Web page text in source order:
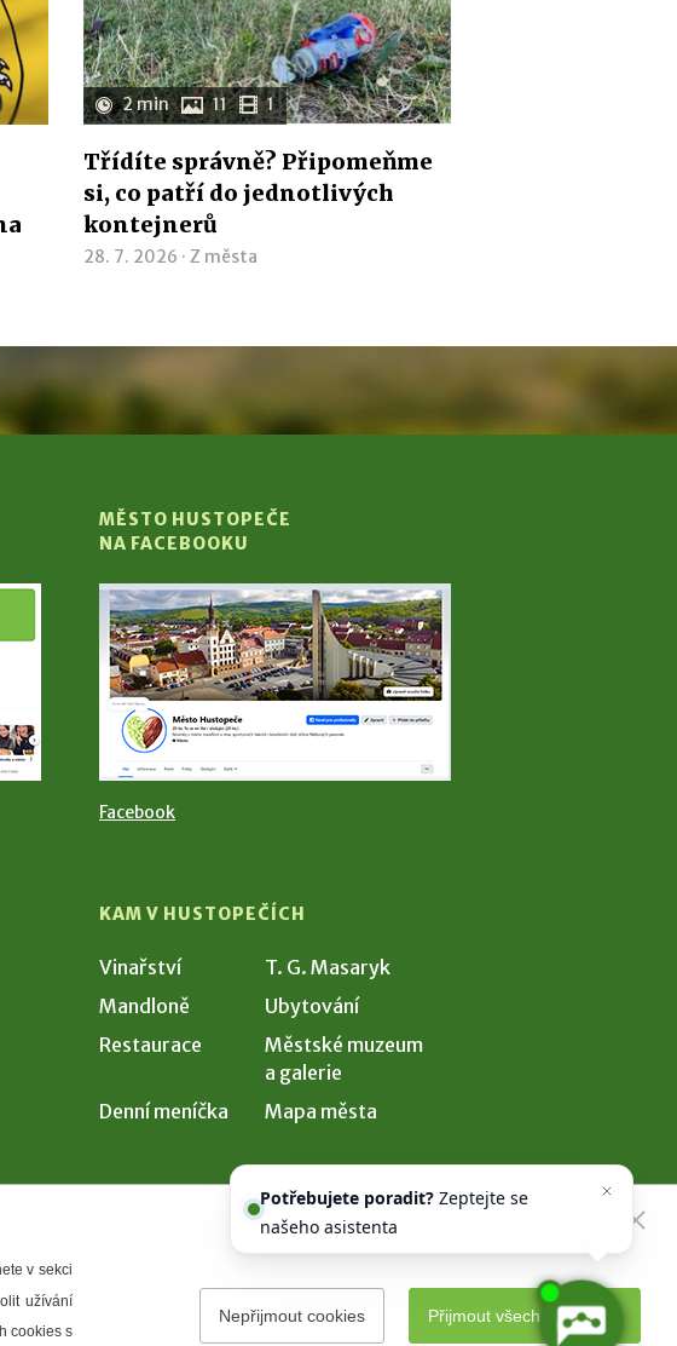
2 min 11 1
Třídíte správně? Připomeňme
si, co patří do jednotlivých
kontejnerů
28. 7. 2026 ·Z města
MĚSTO HUSTOPEČE
NA FACEBOOKU
Facebook
KAM V HUSTOPEČÍCH
Vinařství
T. G. Masaryk
Mandloně
Ubytování
Restaurace
Městské muzeum
a galerie
Denní meníčka
Mapa města
v sekci
užívání
cookies s
Přijmout všechny cookies
Nepřijmout cookies
Potřebujete poradit?Zeptejte se
našeho asistenta